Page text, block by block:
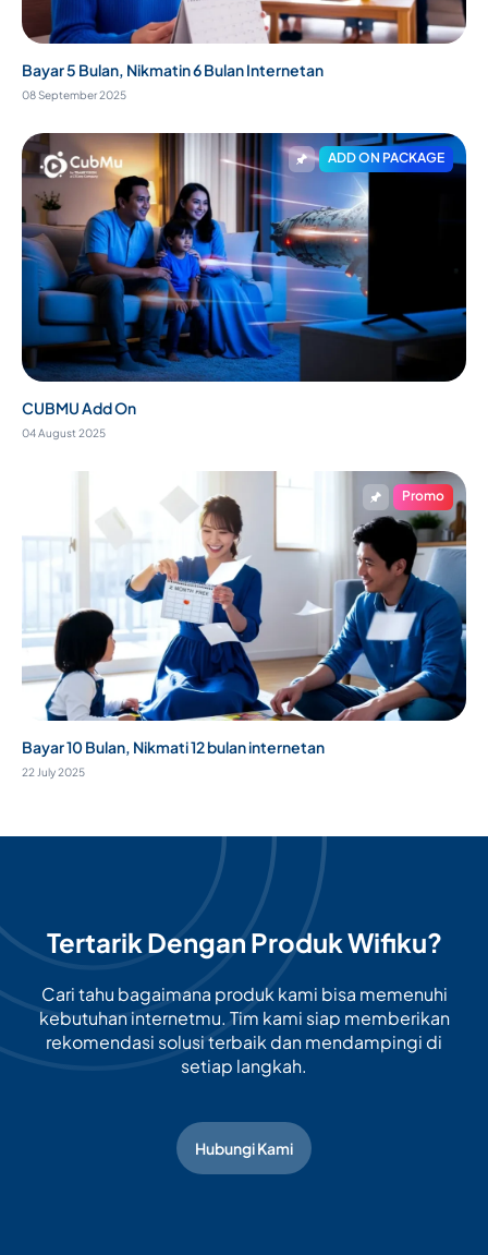
Bayar 5 Bulan, Nikmatin 6 Bulan Internetan
08 September 2025
ADD ON PACKAGE
CUBMU Add On
04 August 2025
Promo
Bayar 10 Bulan, Nikmati 12 bulan internetan
22 July 2025
Tertarik Dengan Produk Wifiku?
Cari tahu bagaimana produk kami bisa memenuhi
kebutuhan internetmu. Tim kami siap memberikan
rekomendasi solusi terbaik dan mendampingi di
setiap langkah.
Hubungi Kami